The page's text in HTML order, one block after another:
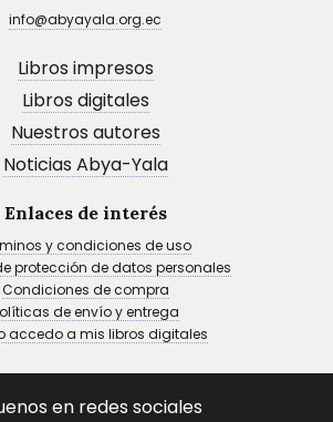
info@abyayala.org.ec
Libros impresos
Libros digitales
Nuestros autores
Noticias Abya-Yala
Enlaces de interés
y condiciones de uso
protección de datos personales
Condiciones de compra
de envío y entrega
accedo a mis libros digitales
en redes sociales